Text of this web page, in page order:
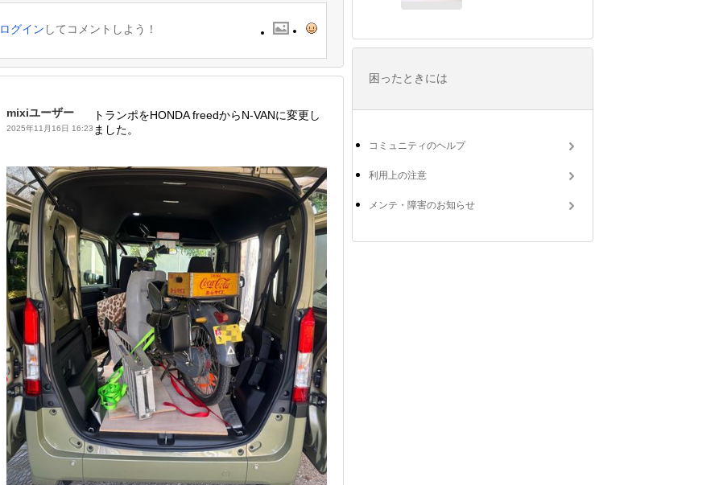
ログイン してコメントしよう！
mixiユーザー
2025年11月16日 16:23
トランポをHONDA freedからN-VANに変更し
ました。
困ったときには
コミュニティのヘルプ
利用上の注意
メンテ・障害のお知らせ